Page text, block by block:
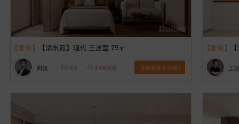
【案例】 【清水苑】现代 三居室 75㎡
周超 6张 3008浏览 这样装修多少钱?
【案例】
王超